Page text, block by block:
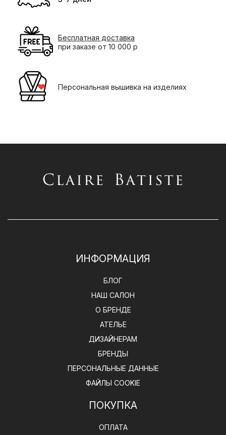
Бесплатная доставка
при заказе от 10 000 р
Персональная вышивка на изделиях
ИНФОРМАЦИЯ
БЛОГ
НАШ САЛОН
О БРЕНДЕ
АТЕЛЬЕ
ДИЗАЙНЕРАМ
БРЕНДЫ
ПЕРСОНАЛЬНЫЕ ДАННЫЕ
ФАЙЛЫ COOKIE
ПОКУПКА
ОПЛАТА